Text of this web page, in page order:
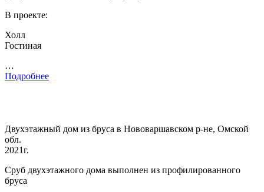
В проекте:
Холл
Гостиная
…
Подробнее
Двухэтажный дом из бруса в Нововаршавском р-не, Омской
обл.
2021г.
Сруб двухэтажного дома выполнен из профилированного
бруса